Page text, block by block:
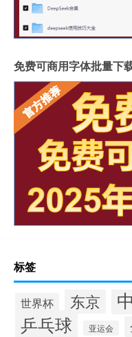
免费可商用字体批量下
标签
世界杯 东京
乒乓球 亚运会